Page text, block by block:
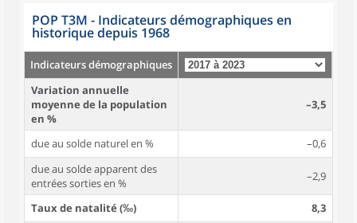
POP T3M - Indicateurs démographiques en
historique depuis 1968
Indicateurs démographiques
Variation annuelle
moyenne de la population
en %
–3,5
due au solde naturel en %
–0,6
due au solde apparent des
entrées sorties en %
–2,9
Taux de natalité (‰)
8,3